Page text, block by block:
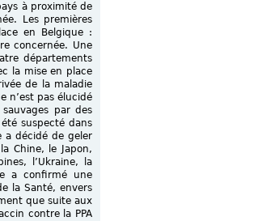
à proximité de
Les premières
en Belgique :
concernée. Une
départements
la mise en place
de la maladie
n’est pas élucidé
par des
suspecté dans
a décidé de geler
Chine, le Japon,
l’Ukraine, la
a confirmé une
la Santé, envers
que suite aux
contre la PPA